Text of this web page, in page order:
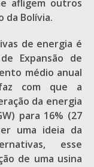
afligem outros
da Bolívia.
de energia é
Expansão de
médio anual
com que a
da energia
para 16% (27
uma ideia da
esse
de uma usina